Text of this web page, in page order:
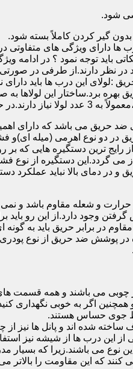
دارای ویژگی های
باید توجه نمود ؟ در ادامه
در نظر دارند.از طرفی در
برد.ساختار این لولاها
2 عدد لولا هستند.
حریق می باشد که دارای
دو نوع اهرمی (میله ای)و
رایج ترین دستگیره هایی که
می گردد.این دستگیره از نوع
دمای بالا نباید عملکرد
و شعله مقاوم باشد و
وجود دارد.از این رو
در برابر حریق باید به
در پوشش ضد حریق از نوع
چوبی می باشند و همه قسمت
همچنین اگر به خوبی نگهداری
جوی حساس هستند.
ساخته شده اند و پانل ها نیز
این درب ها از شیشه نیز
می باشند.زیرا که بسیار
که این مقاومت را بالاتر